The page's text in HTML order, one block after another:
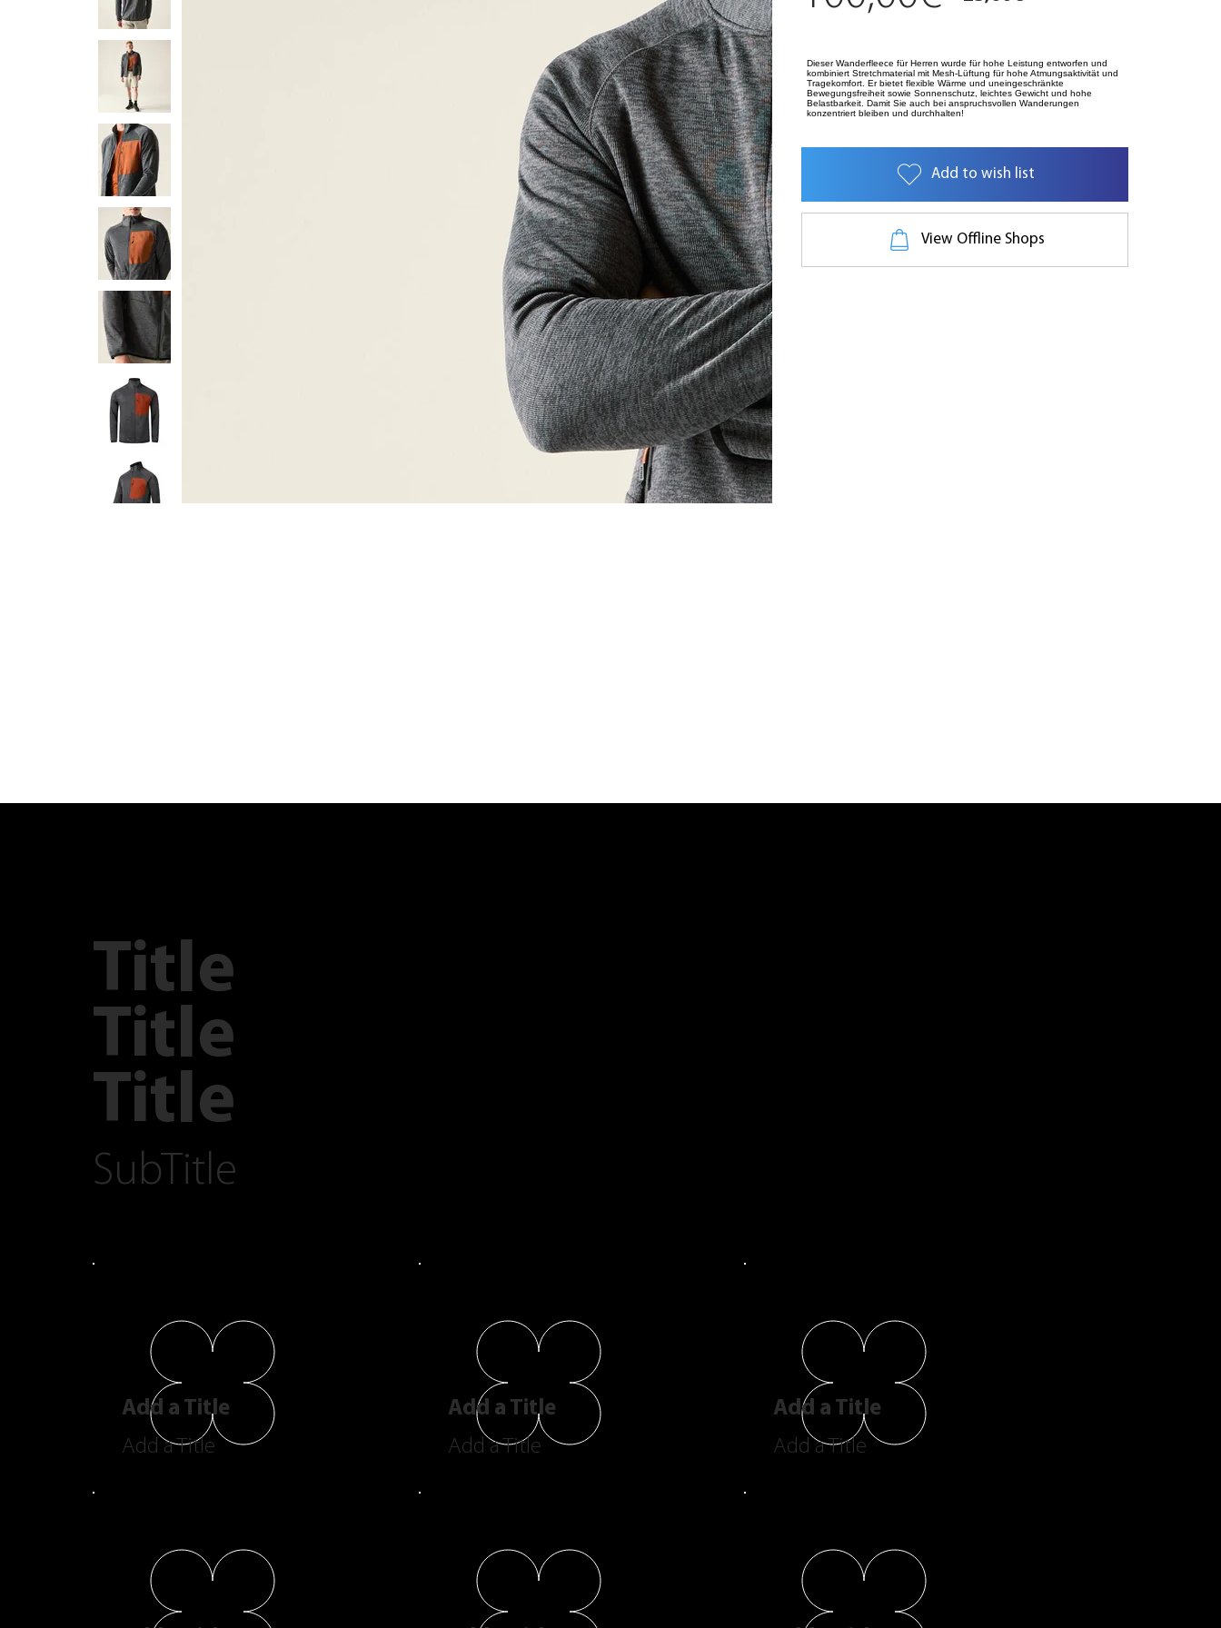
Dieser Wanderfleece für Herren wurde für hohe Leistung entworfen und
kombiniert Stretchmaterial mit Mesh-Lüftung für hohe Atmungsaktivität und
Tragekomfort. Er bietet flexible Wärme und uneingeschränkte
Bewegungsfreiheit sowie Sonnenschutz, leichtes Gewicht und hohe
Belastbarkeit. Damit Sie auch bei anspruchsvollen Wanderungen
konzentriert bleiben und durchhalten!
Add to wish list
View Offline Shops
Title
Title
Title
SubTitle
Add a Title
Add a Title
Add a Title
Add a Title
Add a Title
Add a Title